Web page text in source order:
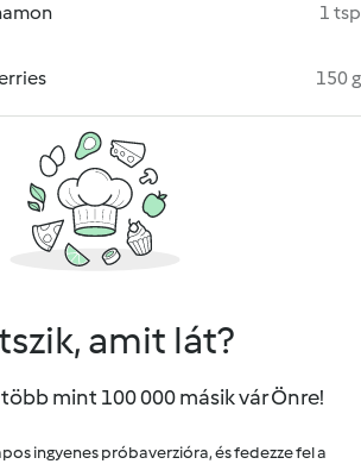
1 tsp
150 g
amit lát?
mint 100 000 másik vár Önre!
ingyenes próbaverzióra, és fedezze fel a